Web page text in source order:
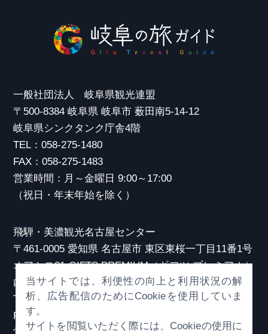
一般社団法人 岐阜県観光連盟
〒500-8384 岐阜県 岐阜市 薮田南5-14-12
岐阜県シンクタンク庁舎4階
TEL：058-275-1480
FAX：058-275-1483
営業時間：月～金曜日 9:00～17:00
（祝日・年末年始を除く）
飛騨・美濃観光名古屋センター
〒461-0005 愛知県 名古屋市 東区東桜一丁目11番1号
オアシス21 GIFTS PREMIUM（ギフツ プレミアム）
内
TEL：052-253-6185
FAX：052-253-6186
当サイトでは、利便性の向上と利用状況の解
析、広告配信のためにCookieを使用していま
す。
サイトを閲覧いただく際には、Cookieの使用に